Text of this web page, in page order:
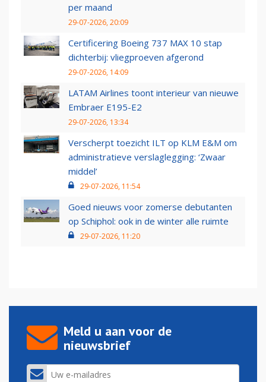
per maand
29-07-2026, 20:09
Certificering Boeing 737 MAX 10 stap
dichterbij: vliegproeven afgerond
29-07-2026, 14:09
LATAM Airlines toont interieur van nieuwe
Embraer E195-E2
29-07-2026, 13:34
Verscherpt toezicht ILT op KLM E&M om
administratieve verslaglegging: ‘Zwaar
middel’
29-07-2026, 11:54
Goed nieuws voor zomerse debutanten
op Schiphol: ook in de winter alle ruimte
29-07-2026, 11:20
Meld u aan voor de
nieuwsbrief